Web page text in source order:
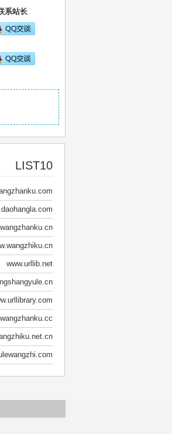
系站长
LIST10
www.urllib.net